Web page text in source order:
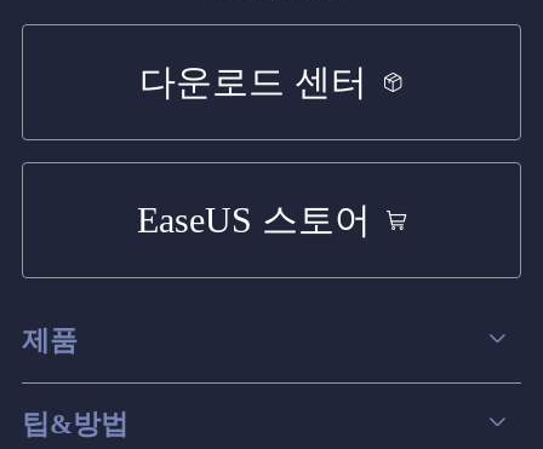
다운로드 센터
EaseUS 스토어
제품
데이터 복구
팁&방법